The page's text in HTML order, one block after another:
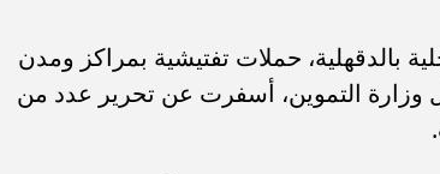
بالدقهلية، حملات تفتيشية بمراكز ومدن
التموين، أسفرت عن تحرير عدد من